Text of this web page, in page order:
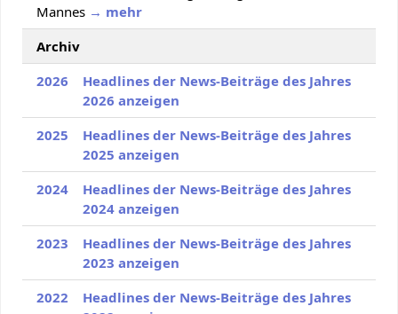
Mannes → mehr
Archiv
2026
Headlines der News-Beiträge des Jahres
2026 anzeigen
2025
Headlines der News-Beiträge des Jahres
2025 anzeigen
2024
Headlines der News-Beiträge des Jahres
2024 anzeigen
2023
Headlines der News-Beiträge des Jahres
2023 anzeigen
2022
Headlines der News-Beiträge des Jahres